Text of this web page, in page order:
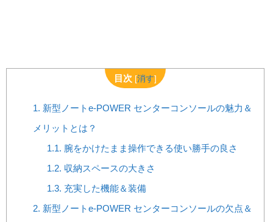
目次 [消す]
1. 新型ノートe-POWER センターコンソールの魅力＆
メリットとは？
1.1. 腕をかけたまま操作できる使い勝手の良さ
1.2. 収納スペースの大きさ
1.3. 充実した機能＆装備
2. 新型ノートe-POWER センターコンソールの欠点＆